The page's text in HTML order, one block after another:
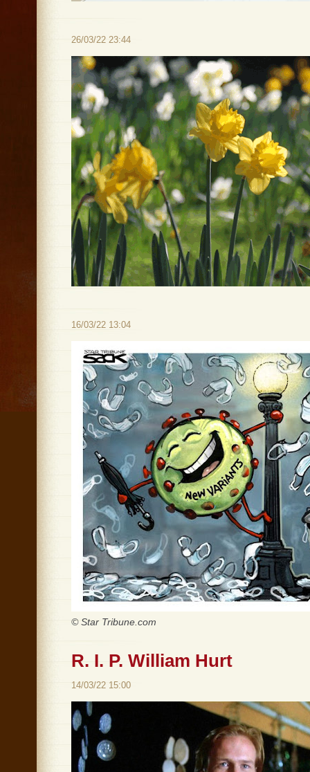
26/03/22 23:44
16/03/22 13:04
© Star Tribune.com
R. I. P. William Hurt
14/03/22 15:00